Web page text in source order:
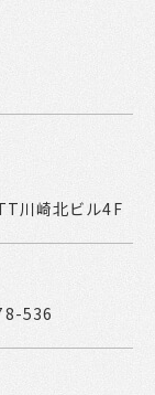
川崎北ビル4F
536